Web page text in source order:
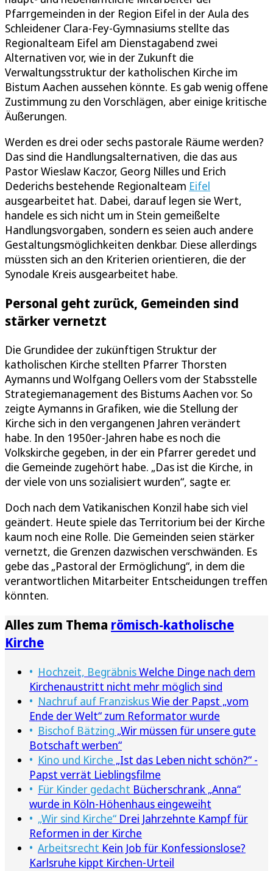
Pfarrgemeinden in der Region Eifel in der Aula des
Schleidener Clara-Fey-Gymnasiums stellte das
Regionalteam Eifel am Dienstagabend zwei
Alternativen vor, wie in der Zukunft die
Verwaltungsstruktur der katholischen Kirche im
Bistum Aachen aussehen könnte. Es gab wenig offene
Zustimmung zu den Vorschlägen, aber einige kritische
Äußerungen.
Werden es drei oder sechs pastorale Räume werden?
Das sind die Handlungsalternativen, die das aus
Pastor Wieslaw Kaczor, Georg Nilles und Erich
Dederichs bestehende Regionalteam Eifel
ausgearbeitet hat. Dabei, darauf legen sie Wert,
handele es sich nicht um in Stein gemeißelte
Handlungsvorgaben, sondern es seien auch andere
Gestaltungsmöglichkeiten denkbar. Diese allerdings
müssten sich an den Kriterien orientieren, die der
Synodale Kreis ausgearbeitet habe.
Personal geht zurück, Gemeinden sind
stärker vernetzt
Die Grundidee der zukünftigen Struktur der
katholischen Kirche stellten Pfarrer Thorsten
Aymanns und Wolfgang Oellers vom der Stabsstelle
Strategiemanagement des Bistums Aachen vor. So
zeigte Aymanns in Grafiken, wie die Stellung der
Kirche sich in den vergangenen Jahren verändert
habe. In den 1950er-Jahren habe es noch die
Volkskirche gegeben, in der ein Pfarrer geredet und
die Gemeinde zugehört habe. „Das ist die Kirche, in
der viele von uns sozialisiert wurden“, sagte er.
Doch nach dem Vatikanischen Konzil habe sich viel
geändert. Heute spiele das Territorium bei der Kirche
kaum noch eine Rolle. Die Gemeinden seien stärker
vernetzt, die Grenzen dazwischen verschwänden. Es
gebe das „Pastoral der Ermöglichung“, in dem die
verantwortlichen Mitarbeiter Entscheidungen treffen
könnten.
Alles zum Thema römisch-katholische
Kirche
Hochzeit, BegräbnisWelche Dinge nach dem
Kirchenaustritt nicht mehr möglich sind
Nachruf auf FranziskusWie der Papst „vom
Ende der Welt“ zum Reformator wurde
Bischof Bätzing „Wir müssen für unsere gute
Botschaft werben“
Kino und Kirche „Ist das Leben nicht schön?“ -
Papst verrät Lieblingsfilme
Für Kinder gedacht Bücherschrank „Anna“
wurde in Köln-Höhenhaus eingeweiht
„Wir sind Kirche“ Drei Jahrzehnte Kampf für
Reformen in der Kirche
Arbeitsrecht Kein Job für Konfessionslose?
Karlsruhe kippt Kirchen-Urteil